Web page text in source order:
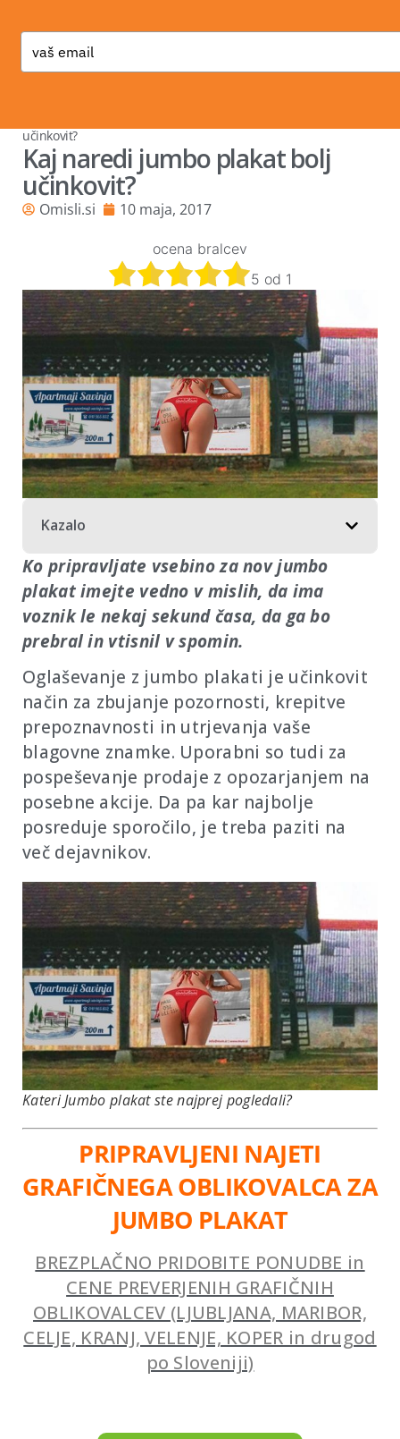
učinkovit?
Kaj naredi jumbo plakat bolj
učinkovit?
Omisli.si 10 maja, 2017
ocena bralcev
5 od 1
Kazalo
Ko pripravljate vsebino za nov jumbo
plakat imejte vedno v mislih, da ima
voznik le nekaj sekund časa, da ga bo
prebral in vtisnil v spomin.
Oglaševanje z jumbo plakati je učinkovit
način za zbujanje pozornosti, krepitve
prepoznavnosti in utrjevanja vaše
blagovne znamke. Uporabni so tudi za
pospeševanje prodaje z opozarjanjem na
posebne akcije. Da pa kar najbolje
posreduje sporočilo, je treba paziti na
več dejavnikov.
Kateri Jumbo plakat ste najprej pogledali?
PRIPRAVLJENI NAJETI
GRAFIČNEGA OBLIKOVALCA ZA
JUMBO PLAKAT
BREZPLAČNO PRIDOBITE PONUDBE in
CENE PREVERJENIH GRAFIČNIH
OBLIKOVALCEV (LJUBLJANA, MARIBOR,
CELJE, KRANJ, VELENJE, KOPER in drugod
po Sloveniji)
Type
email